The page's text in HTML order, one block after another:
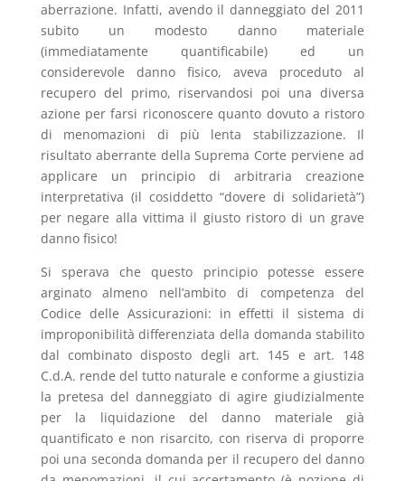
aberrazione. Infatti, avendo il danneggiato del 2011
subito un modesto danno materiale
(immediatamente quantificabile) ed un
considerevole danno fisico, aveva proceduto al
recupero del primo, riservandosi poi una diversa
azione per farsi riconoscere quanto dovuto a ristoro
di menomazioni di più lenta stabilizzazione. Il
risultato aberrante della Suprema Corte perviene ad
applicare un principio di arbitraria creazione
interpretativa (il cosiddetto “dovere di solidarietà”)
per negare alla vittima il giusto ristoro di un grave
danno fisico!
Si sperava che questo principio potesse essere
arginato almeno nell’ambito di competenza del
Codice delle Assicurazioni: in effetti il sistema di
improponibilità differenziata della domanda stabilito
dal combinato disposto degli art. 145 e art. 148
C.d.A. rende del tutto naturale e conforme a giustizia
la pretesa del danneggiato di agire giudizialmente
per la liquidazione del danno materiale già
quantificato e non risarcito, con riserva di proporre
poi una seconda domanda per il recupero del danno